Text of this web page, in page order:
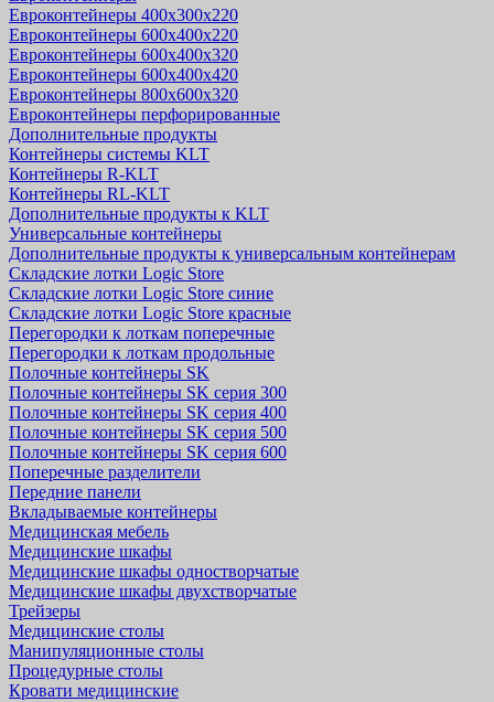
Евроконтейнеры 400х300х220
Евроконтейнеры 600х400х220
Евроконтейнеры 600х400х320
Евроконтейнеры 600х400х420
Евроконтейнеры 800х600х320
Евроконтейнеры перфорированные
Дополнительные продукты
Контейнеры системы KLT
Контейнеры R-KLT
Контейнеры RL-KLT
Дополнительные продукты к KLT
Универсальные контейнеры
Дополнительные продукты к универсальным контейнерам
Складские лотки Logic Store
Складские лотки Logic Store синие
Складские лотки Logic Store красные
Перегородки к лоткам поперечные
Перегородки к лоткам продольные
Полочные контейнеры SK
Полочные контейнеры SK серия 300
Полочные контейнеры SK серия 400
Полочные контейнеры SK серия 500
Полочные контейнеры SK серия 600
Поперечные разделители
Передние панели
Вкладываемые контейнеры
Медицинская мебель
Медицинские шкафы
Медицинские шкафы одностворчатые
Медицинские шкафы двухстворчатые
Трейзеры
Медицинские столы
Манипуляционные столы
Процедурные столы
Кровати медицинские